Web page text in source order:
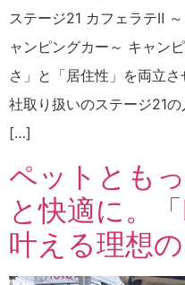
ステージ21 カフェラテⅡ
ャンピングカー～ キャン
さ」と「居住性」を両立
社取り扱いのステージ21の
[…]
ペットとも
と快適に。
叶える理想